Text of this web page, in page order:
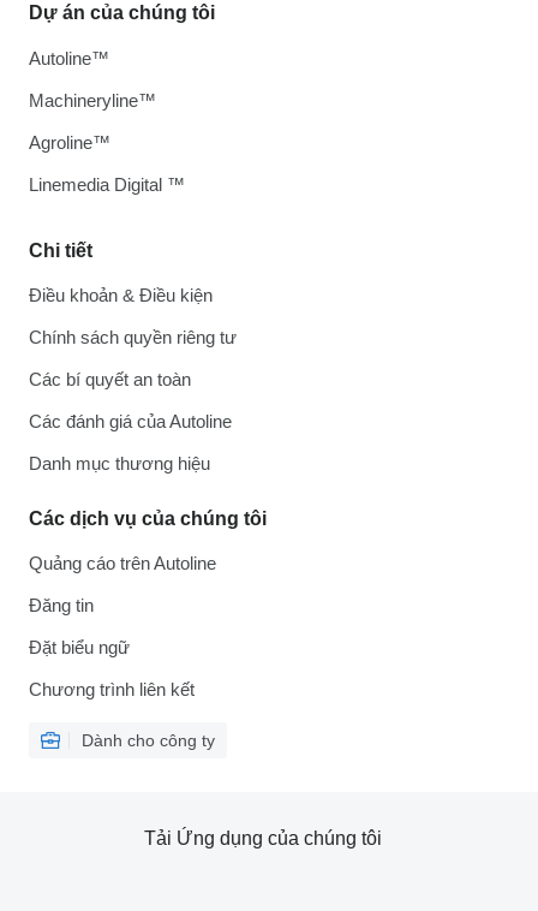
Chi tiết
Điều khoản & Điều kiện
Chính sách quyền riêng tư
Các bí quyết an toàn
Các đánh giá của Autoline
Danh mục thương hiệu
Các dịch vụ của chúng tôi
Quảng cáo trên Autoline
Đăng tin
Đặt biểu ngữ
Chương trình liên kết
Dành cho công ty
Dự án của chúng tôi
Autoline™
Machineryline™
Agroline™
Linemedia Digital ™
Tải Ứng dụng của chúng tôi